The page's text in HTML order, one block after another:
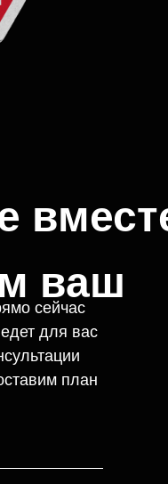
ваш
сейчас
для вас
план